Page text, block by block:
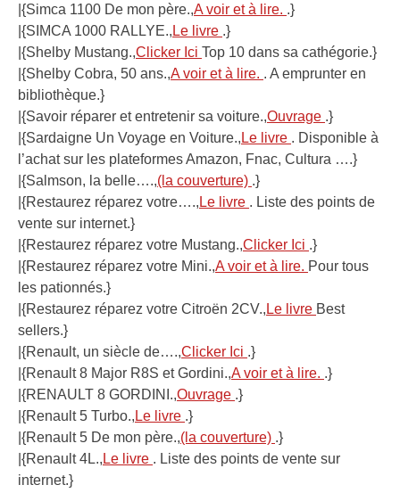
|{Simca 1100 De mon père.,A voir et à lire. .}
|{SIMCA 1000 RALLYE., Le livre .}
|{Shelby Mustang.,Clicker Ici Top 10 dans sa cathégorie.}
|{Shelby Cobra, 50 ans.,A voir et à lire. . A emprunter en
bibliothèque.}
|{Savoir réparer et entretenir sa voiture.,Ouvrage .}
|{Sardaigne Un Voyage en Voiture., Le livre . Disponible à
l’achat sur les plateformes Amazon, Fnac, Cultura ….}
|{Salmson, la belle….,(la couverture) .}
|{Restaurez réparez votre…., Le livre . Liste des points de
vente sur internet.}
|{Restaurez réparez votre Mustang.,Clicker Ici .}
|{Restaurez réparez votre Mini.,A voir et à lire. Pour tous
les pationnés.}
|{Restaurez réparez votre Citroën 2CV., Le livre Best
sellers.}
|{Renault, un siècle de….,Clicker Ici .}
|{Renault 8 Major R8S et Gordini.,A voir et à lire. .}
|{RENAULT 8 GORDINI.,Ouvrage .}
|{Renault 5 Turbo., Le livre .}
|{Renault 5 De mon père.,(la couverture) .}
|{Renault 4L., Le livre . Liste des points de vente sur
internet.}